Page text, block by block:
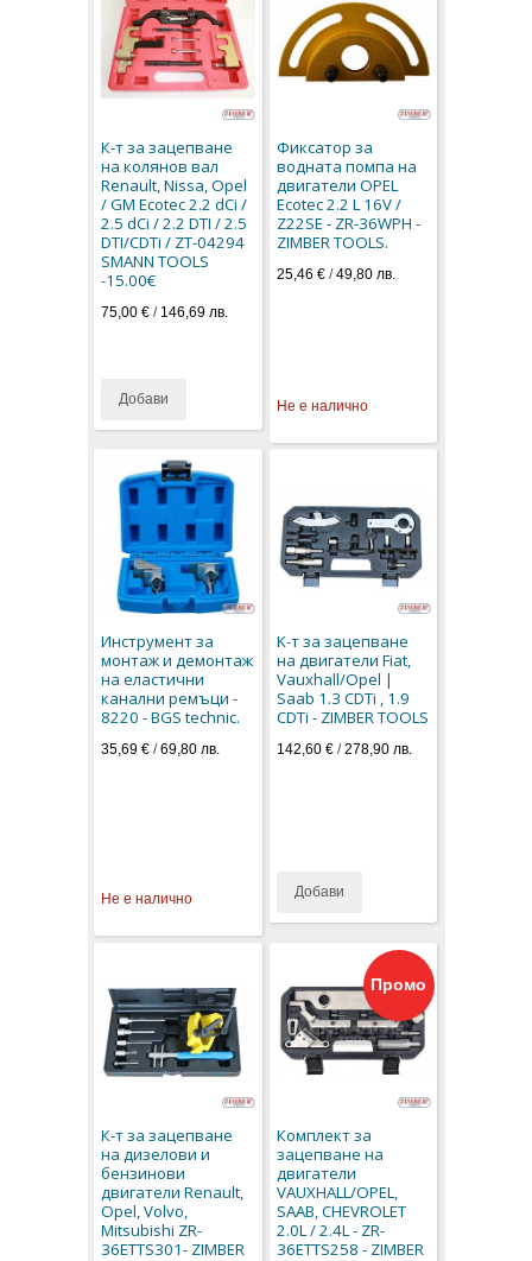
К-т за зацепване
на колянов вал
Renault, Nissa, Opel
/ GM Ecotec 2.2 dCi /
2.5 dCi / 2.2 DTI / 2.5
DTI/CDTi / ZT-04294
SMANN TOOLS
-15.00€
75,00 € / 146,69 лв.
Добави
Фиксатор за
водната помпа на
двигатели OPEL
Ecotec 2.2 L 16V /
Z22SE - ZR-36WPH -
ZIMBER TOOLS.
25,46 €/49,80 лв.
Не е налично
Инструмент за
монтаж и демонтаж
на еластични
канални ремъци -
8220 - BGS technic.
35,69 € /69,80 лв.
Не е налично
K-т за зацепване
на двигатели Fiat,
Vauxhall/Opel |
Saab 1.3 CDTi , 1.9
CDTi - ZIMBER TOOLS
142,60 €/278,90 лв.
Добави
К-т за зацепване
на дизелови и
бензинови
двигатели Renault,
Opel, Volvo,
Mitsubishi ZR-
36ETTS301- ZIMBER
Промо
Комплект за
зацепване на
двигатели
VAUXHALL/OPEL,
SAAB, CHEVROLET
2.0L / 2.4L - ZR-
36ETTS258 - ZIMBER